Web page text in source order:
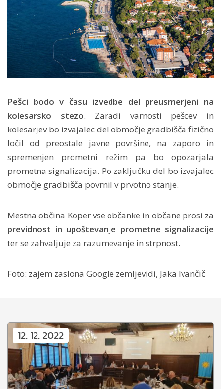
Pešci bodo v času izvedbe del preusmerjeni na
kolesarsko stezo. Zaradi varnosti pešcev in
kolesarjev bo izvajalec del območje gradbišča fizično
ločil od preostale javne površine, na zaporo in
spremenjen prometni režim pa bo opozarjala
prometna signalizacija. Po zaključku del bo izvajalec
območje gradbišča povrnil v prvotno stanje.
Mestna občina Koper vse občanke in občane prosi za
previdnost in upoštevanje prometne signalizacije
ter se zahvaljuje za razumevanje in strpnost.
Foto: zajem zaslona Google zemljevidi, Jaka Ivančič
12. 12. 2022